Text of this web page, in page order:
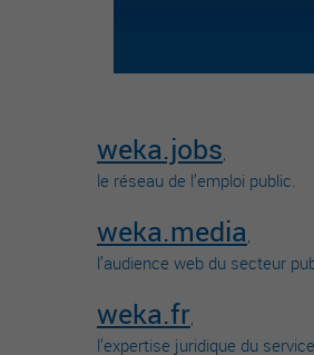
weka.jobs,
le réseau de l’emploi public.
weka.media,
l’audience web du secteur
weka.fr,
l’expertise juridique du